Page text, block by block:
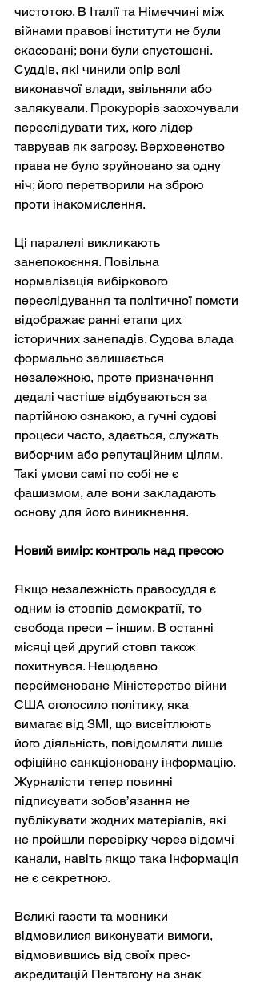
чистотою. В Італії та Німеччині між
війнами правові інститути не були
скасовані; вони були спустошені.
Суддів, які чинили опір волі
виконавчої влади, звільняли або
залякували. Прокурорів заохочували
переслідувати тих, кого лідер
таврував як загрозу. Верховенство
права не було зруйновано за одну
ніч; його перетворили на зброю
проти інакомислення.
Ці паралелі викликають
занепокоєння. Повільна
нормалізація вибіркового
переслідування та політичної помсти
відображає ранні етапи цих
історичних занепадів. Судова влада
формально залишається
незалежною, проте призначення
дедалі частіше відбуваються за
партійною ознакою, а гучні судові
процеси часто, здається, служать
виборчим або репутаційним цілям.
Такі умови самі по собі не є
фашизмом, але вони закладають
основу для його виникнення.
Новий вимір: контроль над пресою
Якщо незалежність правосуддя є
одним із стовпів демократії, то
свобода преси – іншим. В останні
місяці цей другий стовп також
похитнувся. Нещодавно
перейменоване Міністерство війни
США оголосило політику, яка
вимагає від ЗМІ, що висвітлюють
його діяльність, повідомляти лише
офіційно санкціоновану інформацію.
Журналісти тепер повинні
підписувати зобов’язання не
публікувати жодних матеріалів, які
не пройшли перевірку через відомчі
канали, навіть якщо така інформація
не є секретною.
Великі газети та мовники
відмовилися виконувати вимоги,
відмовившись від своїх прес-
акредитацій Пентагону на знак